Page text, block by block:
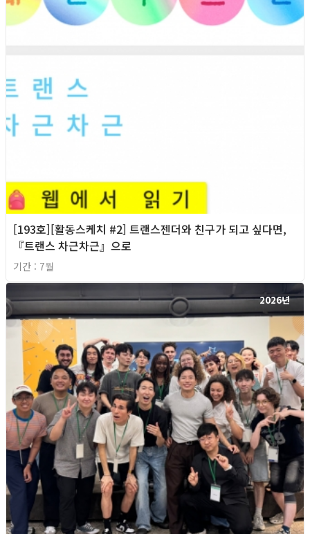
[193호][활동스케치 #2] 트랜스젠더와 친구가 되고 싶다면,
『트랜스 차근차근』으로
기간 : 7월
2026년